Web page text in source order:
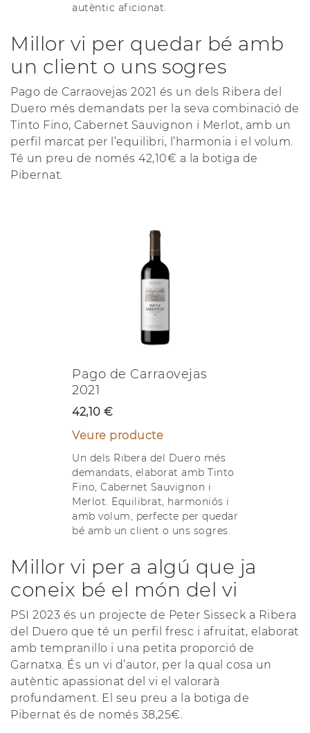
autèntic aficionat.
Millor vi per quedar bé amb
un client o uns sogres
Pago de Carraovejas 2021 és un dels Ribera del
Duero més demandats per la seva combinació de
Tinto Fino, Cabernet Sauvignon i Merlot, amb un
perfil marcat per l’equilibri, l’harmonia i el volum.
Té un preu de només 42,10€ a la botiga de
Pibernat.
Pago de Carraovejas
2021
42,10 €
Veure producte
Un dels Ribera del Duero més
demandats, elaborat amb Tinto
Fino, Cabernet Sauvignon i
Merlot. Equilibrat, harmoniós i
amb volum, perfecte per quedar
bé amb un client o uns sogres.
Millor vi per a algú que ja
coneix bé el món del vi
PSI 2023 és un projecte de Peter Sisseck a Ribera
del Duero que té un perfil fresc i afruitat, elaborat
amb tempranillo i una petita proporció de
Garnatxa. És un vi d’autor, per la qual cosa un
autèntic apassionat del vi el valorarà
profundament. El seu preu a la botiga de
Pibernat és de només 38,25€.